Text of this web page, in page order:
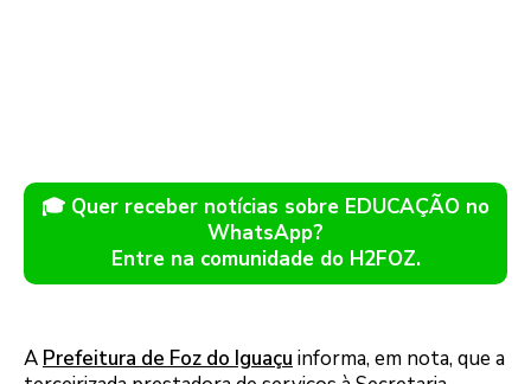
🎓 Quer receber notícias sobre EDUCAÇÃO no
WhatsApp?
Entre na comunidade do H2FOZ.
A Prefeitura de Foz do Iguaçu informa, em nota, que a